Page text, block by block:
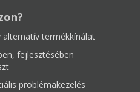
alternatív termékkínálat
fejlesztésében
problémakezelés